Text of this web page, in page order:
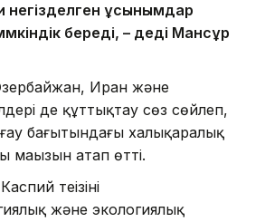
негізделген ұсынымдар
береді, – деді Мансұр
Иран және
де құттықтау сөз сөйлеп,
бағытындағы халықаралық
маңызын атап өтті.
теңізінің
және экологиялық